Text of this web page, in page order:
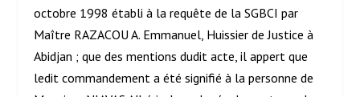
octobre 1998 établi à la requête de la SGBCI par
Maître RAZACOU A. Emmanuel, Huissier de Justice à
Abidjan ; que des mentions dudit acte, il appert que
ledit commandement a été signifié à la personne de